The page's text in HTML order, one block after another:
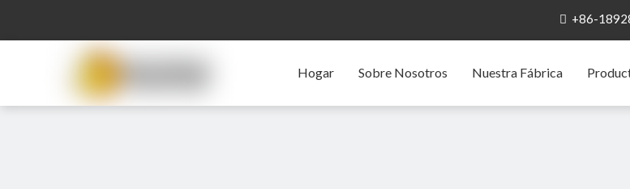
 +86-
Hogar Sobre Nosotros Nuestra Fábrica